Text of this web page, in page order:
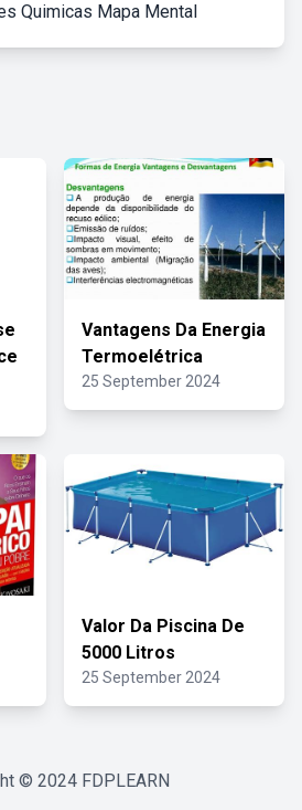
Quimicas Mapa Mental
Vantagens Da Energia
Termoelétrica
25 September 2024
Valor Da Piscina De
5000 Litros
25 September 2024
© 2024 FDPLEARN